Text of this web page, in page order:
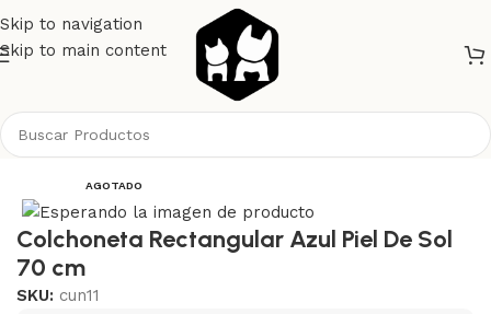
Skip to navigation
Skip to main content
AGOTADO
Colchoneta Rectangular Azul Piel De Sol
70 cm
SKU: cun11